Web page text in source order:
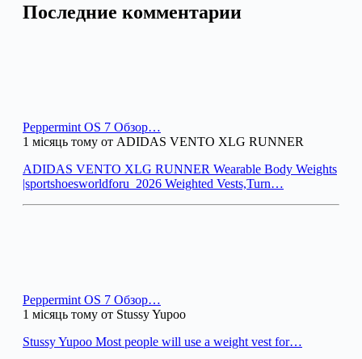
Последние комментарии
Peppermint OS 7 Обзор…
1 місяць тому от ADIDAS VENTO XLG RUNNER
ADIDAS VENTO XLG RUNNER Wearable Body Weights
|sportshoesworldforu_2026 Weighted Vests,Turn…
Peppermint OS 7 Обзор…
1 місяць тому от Stussy Yupoo
Stussy Yupoo Most people will use a weight vest for…